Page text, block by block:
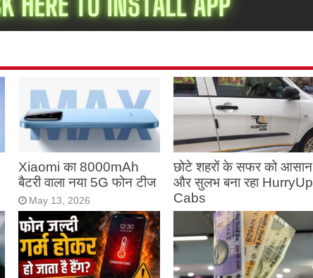
Xiaomi का 8000mAh
बैटरी वाला नया 5G फोन टीज
May 13, 2026
छोटे शहरों के सफर को आसान
और सुलभ बना रहा HurryUp
Cabs
May 13, 2026